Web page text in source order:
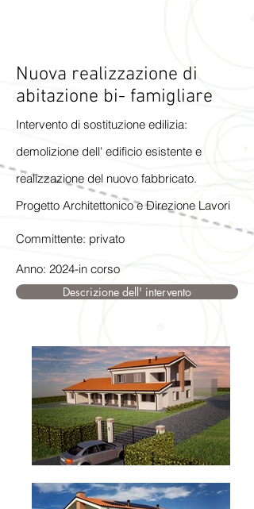
Nuova realizzazione di
abitazione bi- famigliare
Intervento di sostituzione edilizia:
demolizione dell' edificio esistente e
realizzazione del nuovo fabbricato.
Progetto Architettonico e Direzione Lavori
Committente: privato
Anno: 2024-in corso
Descrizione dell' intervento